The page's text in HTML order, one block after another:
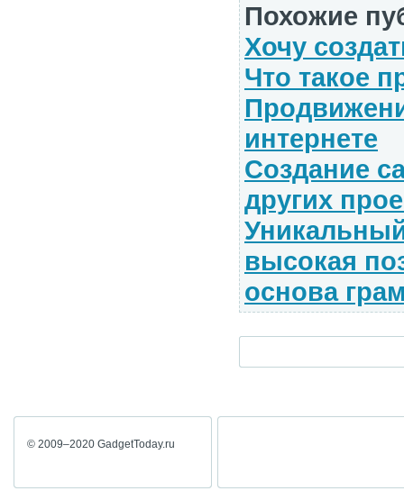
Похожие
Хочу
Что такое
интернете
Создание
других
высокая
основа
© 2009–2020 GadgetToday.ru